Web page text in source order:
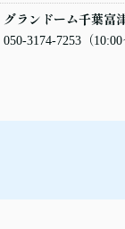
グランドーム千葉富
050-3174-7253 （